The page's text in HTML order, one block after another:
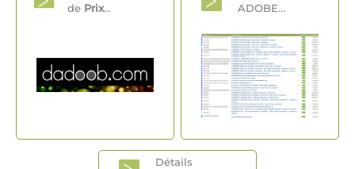
de Prix...
ADOBE...
Détails